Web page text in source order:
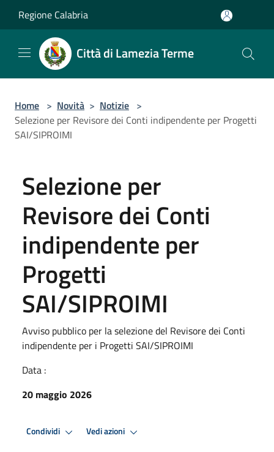
Regione Calabria
Città di Lamezia Terme
Home > Novità > Notizie >
Selezione per Revisore dei Conti indipendente per Progetti
SAI/SIPROIMI
Selezione per
Revisore dei Conti
indipendente per
Progetti
SAI/SIPROIMI
Avviso pubblico per la selezione del Revisore dei Conti
indipendente per i Progetti SAI/SIPROIMI
Data :
20 maggio 2026
Condividi Vedi azioni